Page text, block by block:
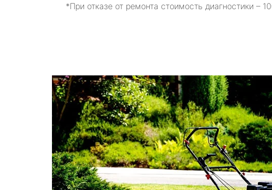
*При отказе от ремонта стоимость диагностики –